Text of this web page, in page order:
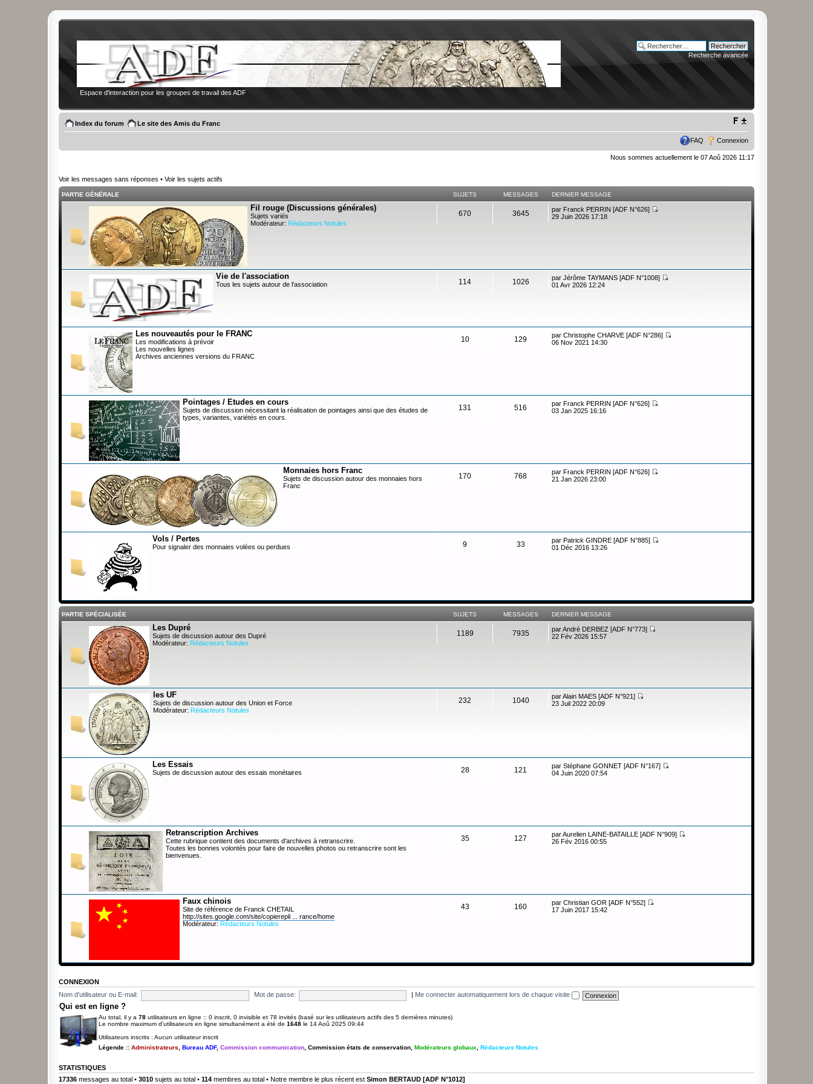
Espace d'interaction pour les groupes de travail des ADF
Recherche avancée
Index du forum Le site des Amis du Franc
FAQ Connexion
Nous sommes actuellement le 07 Aoû 2026 11:17
Voir les messages sans réponses • Voir les sujets actifs
PARTIE GÉNÉRALE SUJETS MESSAGES DERNIER MESSAGE
Fil rouge (Discussions générales)
Sujets variés
Modérateur: Rédacteurs Notules
670 3645 par Franck PERRIN [ADF N°626]
29 Juin 2026 17:18
Vie de l'association
Tous les sujets autour de l'association 114 1026 parJérôme TAYMANS [ADF N°1008]
01 Avr 2026 12:24
Les nouveautés pour le FRANC
Les modifications à prévoir
Les nouvelles lignes
Archives anciennes versions du FRANC
10 129 parChristophe CHARVE [ADF N°286]
06 Nov 2021 14:30
Pointages / Etudes en cours
Sujets de discussion nécessitant la réalisation de pointages ainsi que des études de
types, variantes, variétés en cours.
131 516 parFranck PERRIN [ADF N°626]
03 Jan 2025 16:16
Monnaies hors Franc
Sujets de discussion autour des monnaies hors
Franc
170 768 parFranck PERRIN [ADF N°626]
21 Jan 2026 23:00
Vols / Pertes
Pour signaler des monnaies volées ou perdues 9 33 parPatrick GINDRE [ADF N°885]
01 Déc 2016 13:26
PARTIE SPÉCIALISÉE SUJETS MESSAGES DERNIER MESSAGE
Les Dupré
Sujets de discussion autour des Dupré
Modérateur: Rédacteurs Notules
1189 7935 parAndré DERBEZ [ADF N°773]
22 Fév 2026 15:57
les UF
Sujets de discussion autour des Union et Force
Modérateur: Rédacteurs Notules
232 1040 parAlain MAES [ADF N°921]
23 Juil 2022 20:09
Les Essais
Sujets de discussion autour des essais monétaires 28 121 parStéphane GONNET [ADF N°167]
04 Juin 2020 07:54
Retranscription Archives
Cette rubrique contient des documents d'archives à retranscrire.
Toutes les bonnes volontés pour faire de nouvelles photos ou retranscrire sont les
bienvenues.
35 127 parAurelien LAINE-BATAILLE [ADF N°909]
26 Fév 2016 00:55
Faux chinois
Site de référence de Franck CHETAIL
http://sites.google.com/site/copierepli ... rance/home
Modérateur: Rédacteurs Notules
43 160 parChristian GOR [ADF N°552]
17 Juin 2017 15:42
CONNEXION
Nom d'utilisateur ou E-mail:
Mot de passe: Me connecter automatiquement lors de chaque visite
Qui est en ligne ?
Au total, il y a 78 utilisateurs en ligne :: 0 inscrit, 0 invisible et 78 invités (basé sur les utilisateurs actifs des 5 dernières minutes)
Le nombre maximum d’utilisateurs en ligne simultanément a été de 1648 le 14 Aoû 2025 09:44
Utilisateurs inscrits : Aucun utilisateur inscrit
Légende :: Administrateurs Bureau ADF, Commission communication Commission états de conservation Modérateurs globaux Rédacteurs Notules
STATISTIQUES
17336 messages au total • 3010 sujets au total • 114 membres au total • Notre membre le plus récent est Simon BERTAUD [ADF N°1012]